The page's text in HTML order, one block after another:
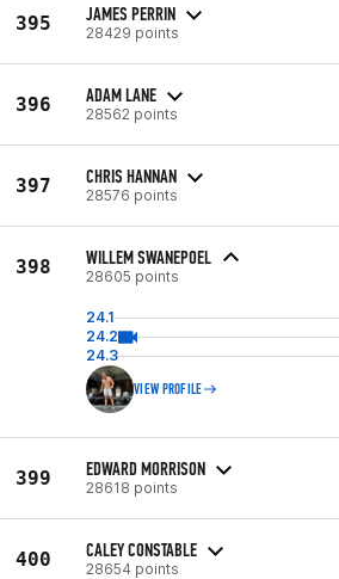
395 JAMES PERRIN
28429 points
396 ADAM LANE
28562 points
397 CHRIS HANNAN
28576 points
398 WILLEM SWANEPOEL
28605 points
24.1
24.2
24.3
VIEW PROFILE
399 EDWARD MORRISON
28618 points
400 CALEY CONSTABLE
28654 points